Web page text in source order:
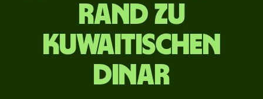
Rand zu
kuwaitischen
Dinar